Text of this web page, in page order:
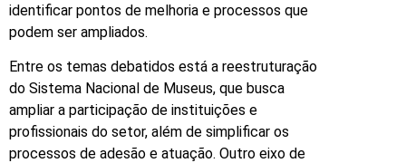
identificar pontos de melhoria e processos que
podem ser ampliados.
Entre os temas debatidos está a reestruturação
do Sistema Nacional de Museus, que busca
ampliar a participação de instituições e
profissionais do setor, além de simplificar os
processos de adesão e atuação. Outro eixo de